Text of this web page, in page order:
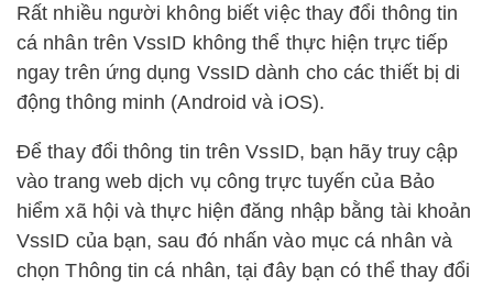
Rất nhiều người không biết việc thay đổi thông tin
cá nhân trên VssID không thể thực hiện trực tiếp
ngay trên ứng dụng VssID dành cho các thiết bị di
động thông minh (Android và iOS).
Để thay đổi thông tin trên VssID, bạn hãy truy cập
vào trang web dịch vụ công trực tuyến của Bảo
hiểm xã hội và thực hiện đăng nhập bằng tài khoản
VssID của bạn, sau đó nhấn vào mục cá nhân và
chọn Thông tin cá nhân, tại đây bạn có thể thay đổi